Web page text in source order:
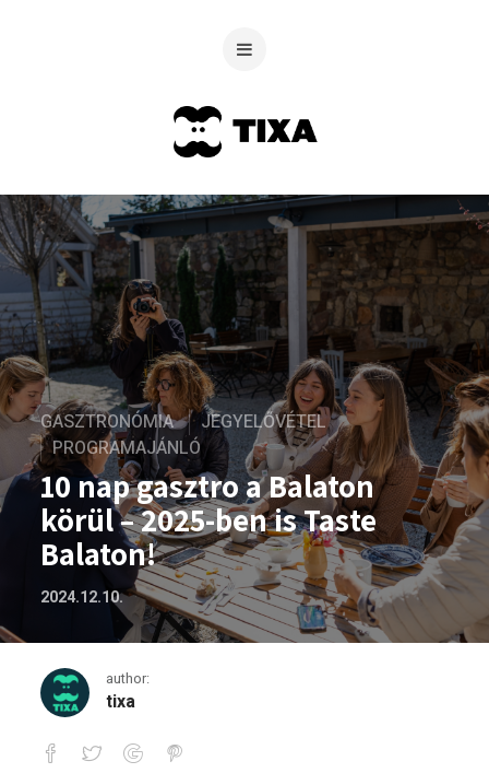
GASZTRONÓMIA
JEGYELŐVÉTEL
PROGRAMAJÁNLÓ
10 nap gasztro a Balaton
körül – 2025-ben is Taste
Balaton!
2024.12.10.
author:
tixa